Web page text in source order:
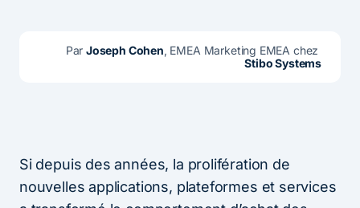
Par Joseph Cohen
Stibo Systems
Si depuis des années, la prolifération de
nouvelles applications, plateformes et services